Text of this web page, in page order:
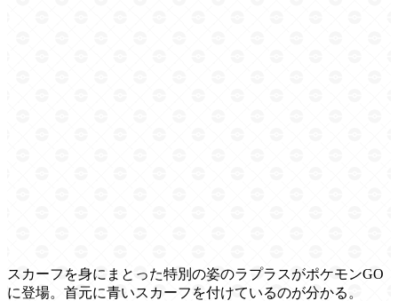
スカーフを身にまとった特別の姿のラプラスがポケモンGO
に登場。首元に青いスカーフを付けているのが分かる。